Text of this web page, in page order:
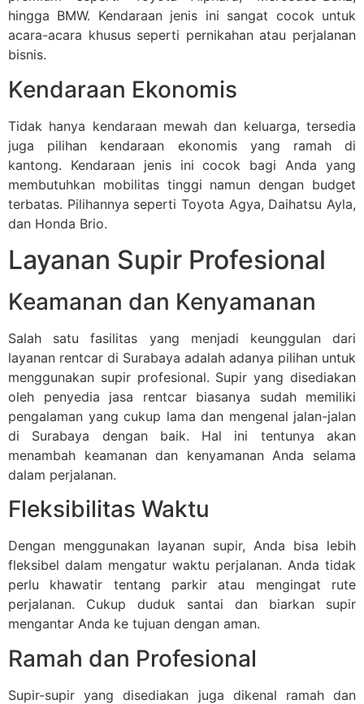
hingga BMW. Kendaraan jenis ini sangat cocok untuk
acara-acara khusus seperti pernikahan atau perjalanan
bisnis.
Kendaraan Ekonomis
Tidak hanya kendaraan mewah dan keluarga, tersedia
juga pilihan kendaraan ekonomis yang ramah di
kantong. Kendaraan jenis ini cocok bagi Anda yang
membutuhkan mobilitas tinggi namun dengan budget
terbatas. Pilihannya seperti Toyota Agya, Daihatsu Ayla,
dan Honda Brio.
Layanan Supir Profesional
Keamanan dan Kenyamanan
Salah satu fasilitas yang menjadi keunggulan dari
layanan rentcar di Surabaya adalah adanya pilihan untuk
menggunakan supir profesional. Supir yang disediakan
oleh penyedia jasa rentcar biasanya sudah memiliki
pengalaman yang cukup lama dan mengenal jalan-jalan
di Surabaya dengan baik. Hal ini tentunya akan
menambah keamanan dan kenyamanan Anda selama
dalam perjalanan.
Fleksibilitas Waktu
Dengan menggunakan layanan supir, Anda bisa lebih
fleksibel dalam mengatur waktu perjalanan. Anda tidak
perlu khawatir tentang parkir atau mengingat rute
perjalanan. Cukup duduk santai dan biarkan supir
mengantar Anda ke tujuan dengan aman.
Ramah dan Profesional
Supir-supir yang disediakan juga dikenal ramah dan